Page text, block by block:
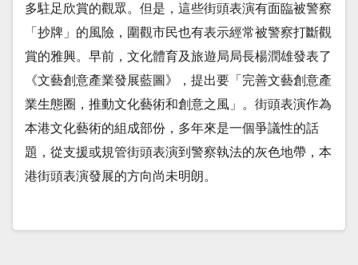
多駐足欣賞的觀眾。但是，這些街頭表演有面臨被警察
「抄牌」的風險，圍觀市民也有表示經常被警察打斷觀
賞的雅興。早前，文化體育及旅遊局局長楊潤雄發表了
《文藝創意產業發展藍圖》，提出要「完善文藝創意產
業生態圈，推動文化藝術和創意之風」。街頭表演作為
本港文化藝術的組成部份，多年來是一個爭議性的話
題，從支援或規管街頭表演到警察執法的灰色地帶，本
港街頭表演發展的方向尚未明朗。